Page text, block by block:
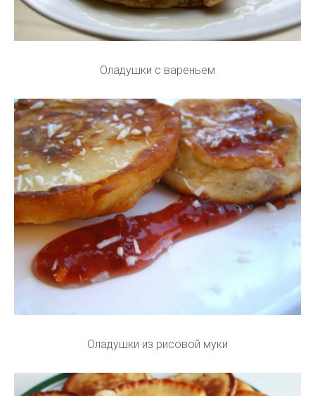
Оладушки с вареньем
Оладушки из рисовой муки